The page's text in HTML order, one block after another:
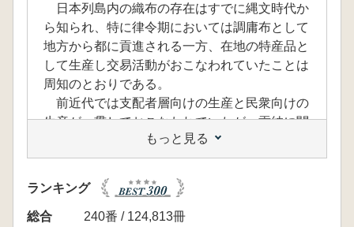
日本列島内の織布の存在はすでに縄文時代か
ら知られ、特に律令期においては調庸布として
地方から都に貢進される一方、在地の特産品と
して生産し交易活動がおこなわれていたことは
周知のとおりである。
前近代では支配者層向けの生産と民衆向けの
生産が一貫しておこなわれていたが、貢納に関
わっての支配者層向け布製品の生産や流通に関
わる史料は比較的豊富でありながら、ローカル
な生産や流通に関わるような史料は少なく、そ
の実態は未だ不透明である。
今回の研寃集会では、列島各地で出上してい
もっと見る
ランキング
総合
240番 / 124,813冊